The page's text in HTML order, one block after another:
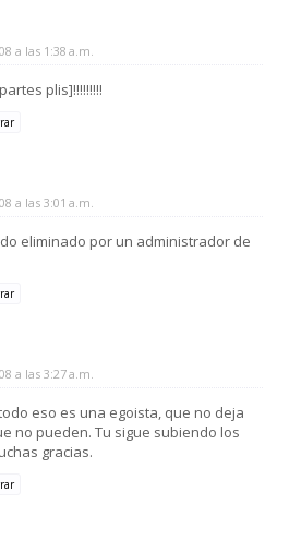
a las 1:38 a.m.
plis]!!!!!!!!!
a las 3:01 a.m.
eliminado por un administrador de
a las 3:27 a.m.
eso es una egoista, que no deja
no pueden. Tu sigue subiendo los
gracias.